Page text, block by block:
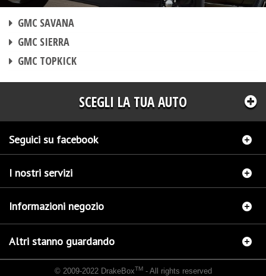
GMC SAVANA
GMC SIERRA
GMC TOPKICK
SCEGLI LA TUA AUTO
Seguici su facebook
I nostri servizi
Informazioni negozio
Altri stanno guardando
© 2009-2022 DrakeBoxTM- All rights reserved